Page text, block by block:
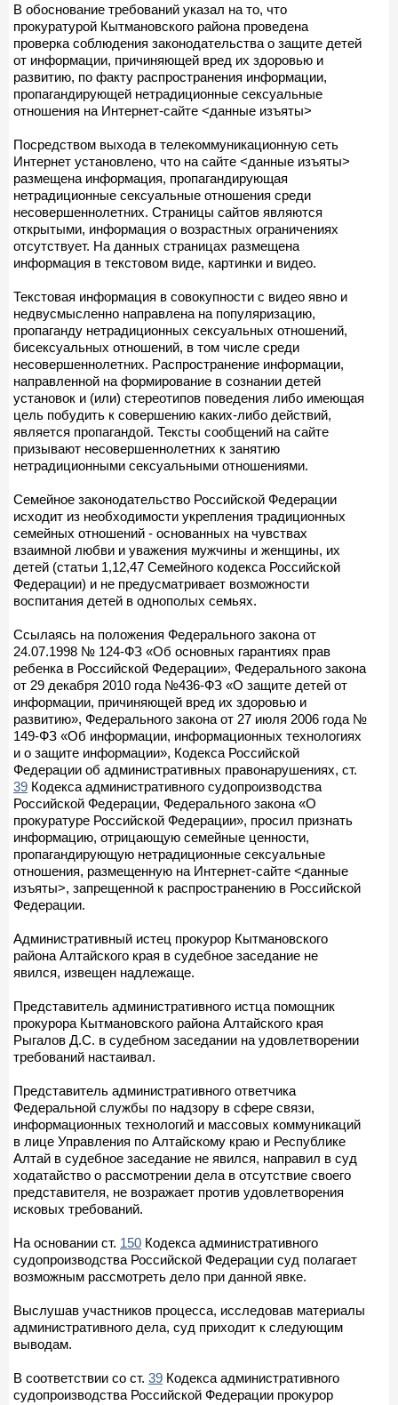
В обоснование требований указал на то, что
прокуратурой Кытмановского района проведена
проверка соблюдения законодательства о защите детей
от информации, причиняющей вред их здоровью и
развитию, по факту распространения информации,
пропагандирующей нетрадиционные сексуальные
отношения на Интернет-сайте <данные изъяты>
Посредством выхода в телекоммуникационную сеть
Интернет установлено, что на сайте <данные изъяты>
размещена информация, пропагандирующая
нетрадиционные сексуальные отношения среди
несовершеннолетних. Страницы сайтов являются
открытыми, информация о возрастных ограничениях
отсутствует. На данных страницах размещена
информация в текстовом виде, картинки и видео.
Текстовая информация в совокупности с видео явно и
недвусмысленно направлена на популяризацию,
пропаганду нетрадиционных сексуальных отношений,
бисексуальных отношений, в том числе среди
несовершеннолетних. Распространение информации,
направленной на формирование в сознании детей
установок и (или) стереотипов поведения либо имеющая
цель побудить к совершению каких-либо действий,
является пропагандой. Тексты сообщений на сайте
призывают несовершеннолетних к занятию
нетрадиционными сексуальными отношениями.
Семейное законодательство Российской Федерации
исходит из необходимости укрепления традиционных
семейных отношений - основанных на чувствах
взаимной любви и уважения мужчины и женщины, их
детей (статьи 1,12,47 Семейного кодекса Российской
Федерации) и не предусматривает возможности
воспитания детей в однополых семьях.
Ссылаясь на положения Федерального закона от
24.07.1998 № 124-ФЗ «Об основных гарантиях прав
ребенка в Российской Федерации», Федерального закона
от 29 декабря 2010 года №436-ФЗ «О защите детей от
информации, причиняющей вред их здоровью и
развитию», Федерального закона от 27 июля 2006 года №
149-ФЗ «Об информации, информационных технологиях
и о защите информации», Кодекса Российской
Федерации об административных правонарушениях, ст.
39 Кодекса административного судопроизводства
Российской Федерации, Федерального закона «О
прокуратуре Российской Федерации», просил признать
информацию, отрицающую семейные ценности,
пропагандирующую нетрадиционные сексуальные
отношения, размещенную на Интернет-сайте <данные
изъяты>, запрещенной к распространению в Российской
Федерации.
Административный истец прокурор Кытмановского
района Алтайского края в судебное заседание не
явился, извещен надлежаще.
Представитель административного истца помощник
прокурора Кытмановского района Алтайского края
Рыгалов Д.С. в судебном заседании на удовлетворении
требований настаивал.
Представитель административного ответчика
Федеральной службы по надзору в сфере связи,
информационных технологий и массовых коммуникаций
в лице Управления по Алтайскому краю и Республике
Алтай в судебное заседание не явился, направил в суд
ходатайство о рассмотрении дела в отсутствие своего
представителя, не возражает против удовлетворения
исковых требований.
На основании ст. 150 Кодекса административного
судопроизводства Российской Федерации суд полагает
возможным рассмотреть дело при данной явке.
Выслушав участников процесса, исследовав материалы
административного дела, суд приходит к следующим
выводам.
В соответствии со ст. 39 Кодекса административного
судопроизводства Российской Федерации прокурор